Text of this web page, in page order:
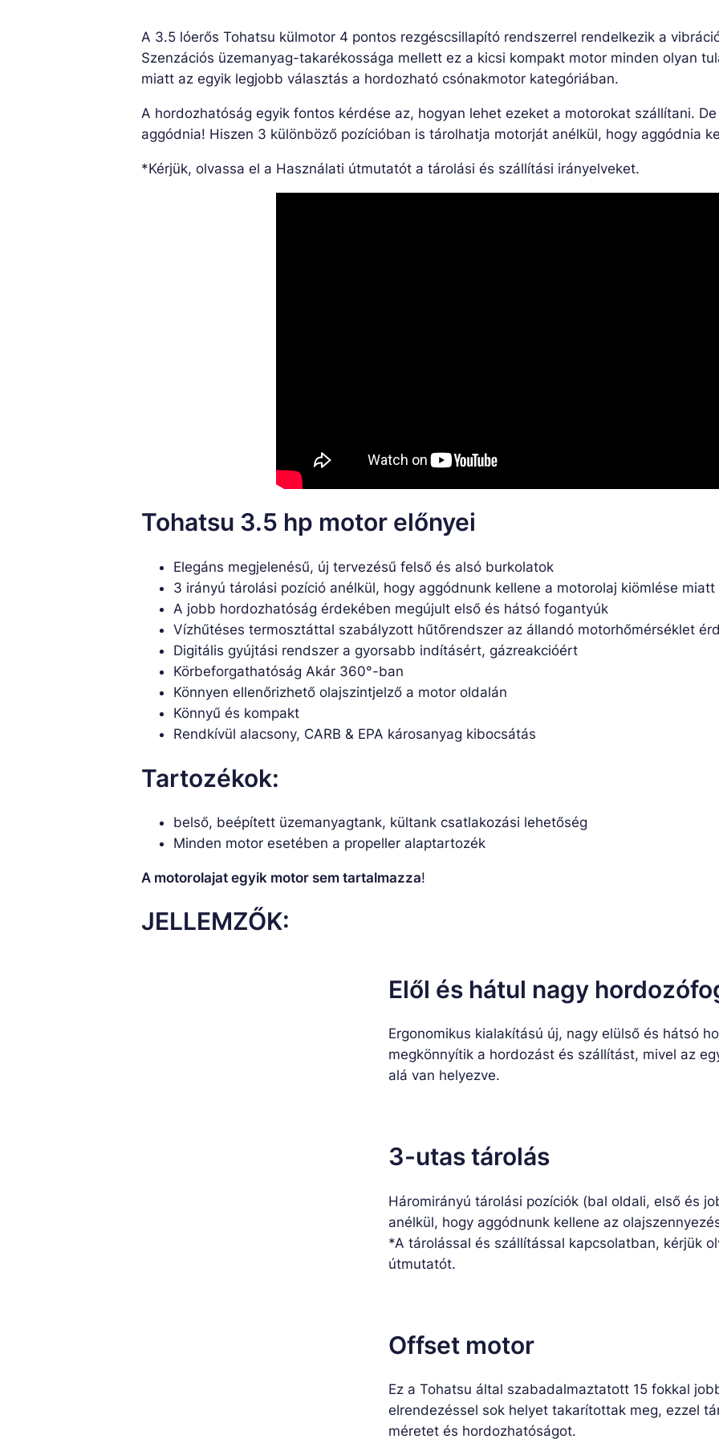
A 3.5 lóerős Tohatsu külmotor 4 pontos rezgéscsillapító rendszerrel rendelkezik a
Szenzációs üzemanyag-takarékossága mellett ez a kicsi kompakt motor minden olyan
miatt az egyik legjobb választás a hordozható csónakmotor kategóriában.
A hordozhatóság egyik fontos kérdése az, hogyan lehet ezeket a motorokat szállítani.
aggódnia! Hiszen 3 különböző pozícióban is tárolhatja motorját anélkül, hogy aggódnia
*Kérjük, olvassa el a Használati útmutatót a tárolási és szállítási irányelveket.
Tohatsu 3.5 hp motor előnyei
Elegáns megjelenésű, új tervezésű felső és alsó burkolatok
3 irányú tárolási pozíció anélkül, hogy aggódnunk kellene a motorolaj kiömlése miatt
A jobb hordozhatóság érdekében megújult első és hátsó fogantyúk
Vízhűtéses termosztáttal szabályzott hűtőrendszer az állandó motorhőmérséklet
Digitális gyújtási rendszer a gyorsabb indításért, gázreakcióért
Körbeforgathatóság Akár 360°-ban
Könnyen ellenőrizhető olajszintjelző a motor oldalán
Könnyű és kompakt
Rendkívül alacsony, CARB & EPA károsanyag kibocsátás
Tartozékok:
belső, beépített üzemanyagtank, kültank csatlakozási lehetőség
Minden motor esetében a propeller alaptartozék
A motorolajat egyik motor sem tartalmazza!
JELLEMZŐK:
Elől és hátul nagy
Ergonomikus kialakítású új, nagy elülső és hátsó
megkönnyítik a hordozást és szállítást, mivel az
alá van helyezve.
3-utas tárolás
Háromirányú tárolási pozíciók (bal oldali, első és
anélkül, hogy aggódnunk kellene az
*A tárolással és szállítással kapcsolatban, kérjük
útmutatót.
Offset motor
Ez a Tohatsu által szabadalmaztatott 15 fokkal
elrendezéssel sok helyet takarítottak meg, ezzel
méretet és hordozhatóságot.